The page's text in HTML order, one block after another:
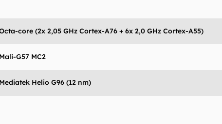
core (2x 2,05 GHz Cortex-A76 + 6x 2,0 GHz Cortex-A55)
Mali-G57 MC2
Mediatek Helio G96 (12 nm)
estão", sem qualquer garantia de precisão, detalhes,